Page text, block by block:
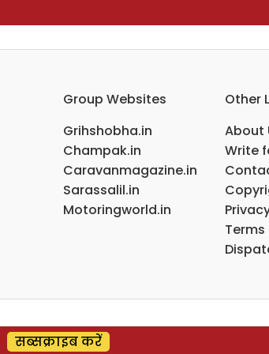
Group Websites
Grihshobha.in
Champak.in
Caravanmagazine.in
Sarassalil.in
Motoringworld.in
Other
About
Write
सब्सक्राइब करें